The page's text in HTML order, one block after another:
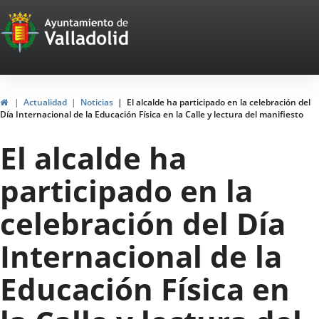
Portal
Web
del
Ayuntamiento
de
Valladolid
InicioActualidad Noticias
El alcalde ha participado en la celebración del
Día Internacional de la Educación Física en la Calle y lectura del manifiesto
El alcalde ha
participado en la
celebración del Día
Internacional de la
Educación Física en